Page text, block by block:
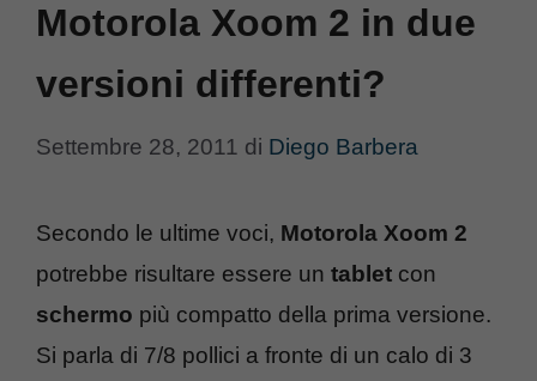
Motorola Xoom 2 in due
versioni differenti?
Settembre 28, 2011 di Diego Barbera
Secondo le ultime voci, Motorola Xoom 2
potrebbe risultare essere un tablet con
schermo più compatto della prima versione.
Si parla di 7/8 pollici a fronte di un calo di 3